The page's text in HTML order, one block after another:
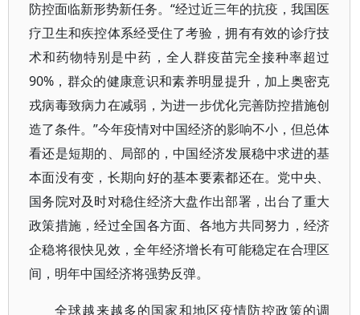
防控面临新形势新任务。“经过近三年的抗疫，我国医
疗卫生和疾控体系经受住了考验，拥有有效的诊疗技
术和药物特别是中药，全人群疫苗完全接种率超过
90%，群众的健康意识和素养明显提升，加上奥密克
戎病毒致病力在减弱，为进一步优化完善防控措施创
造了条件。”今年疫情对中国经济的影响不小，但总体
看还是短期的、局部的，中国经济发展稳中求进的基
本面没有变，长期向好的基本要素都还在。党中央、
国务院对及时对稳住经济大盘作出部署，出台了重大
政策措施，经过全国各方面、各地方共同努力，经济
企稳将很快见效，全年经济增长有可能稳定在合理区
间，明年中国经济将强势反弹。
全球越来越多的国家和地区疫情防控政策的调